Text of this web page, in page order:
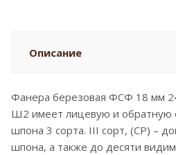
Описание
Фанера березовая ФСФ 18 мм
Ш2 имеет лицевую и обратную
шпона 3 сорта. III сорт, (CP) –
шпона, а также до десяти